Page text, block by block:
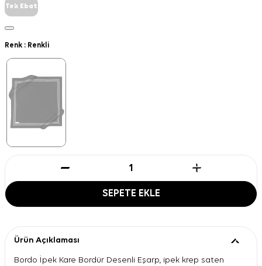
Tek Ebat
Renk : Renkli
SEPETE EKLE
Ürün Açıklaması
Bordo İpek Kare Bordür Desenli Eşarp, ipek krep saten